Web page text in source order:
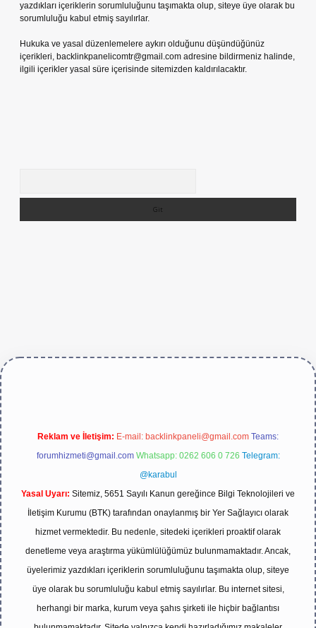
yazdıkları içeriklerin sorumluluğunu taşımakta olup, siteye üye olarak bu
sorumluluğu kabul etmiş sayılırlar.
Hukuka ve yasal düzenlemelere aykırı olduğunu düşündüğünüz
içerikleri, backlinkpanelicomtr@gmail.com adresine bildirmeniz halinde,
ilgili içerikler yasal süre içerisinde sitemizden kaldırılacaktır.
betexper.live/
Reklam ve İletişim: E-mail: backlinkpaneli@gmail.com Teams:
forumhizmeti@gmail.com Whatsapp: 0262 606 0 726 Telegram:
@karabul
Yasal Uyarı: Sitemiz, 5651 Sayılı Kanun gereğince Bilgi Teknolojileri ve
İletişim Kurumu (BTK) tarafından onaylanmış bir Yer Sağlayıcı olarak
hizmet vermektedir. Bu nedenle, sitedeki içerikleri proaktif olarak
denetleme veya araştırma yükümlülüğümüz bulunmamaktadır. Ancak,
üyelerimiz yazdıkları içeriklerin sorumluluğunu taşımakta olup, siteye
üye olarak bu sorumluluğu kabul etmiş sayılırlar. Bu internet sitesi,
herhangi bir marka, kurum veya şahıs şirketi ile hiçbir bağlantısı